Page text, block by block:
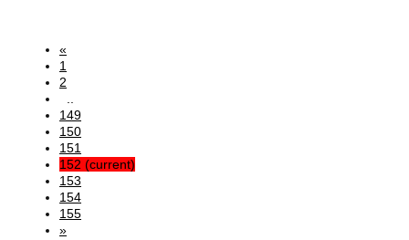
«
1
2
149
150
151
152 (current)
153
154
155
»